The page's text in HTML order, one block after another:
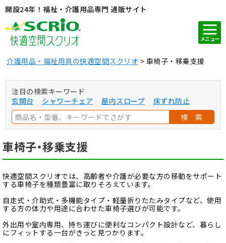
開設24年！福祉・介護用品専門 通販サイト
メニュー
介護用品・福祉用具の快適空間スクリオ 車椅子・移乗支援
注目の検索キーワード
玄関台
シャワーチェア 屋内スロープ
床ずれ防止
検 索
車椅子・移乗支援
快適空間スクリオでは、高齢者や介護が必要な方の移動をサポート
する車椅子を種類豊富に取りそろえています。
自走式・介助式・多機能タイプ・軽量折りたたみタイプなど、使用
する方の体力や用途に合わせた車椅子選びが可能です。
外出用や室内専用、持ち運びに便利なコンパクト設計など、暮らし
にフィットする一台がきっと見つかります。